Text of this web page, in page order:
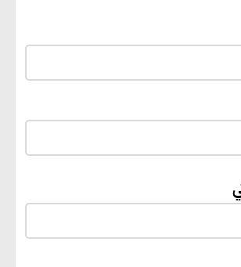
لمدينتي المنيا ويوسف الصديق
إيفل تستثمر ما يصل إلى 130
“بي إس آر” في مشروعات الطاقة